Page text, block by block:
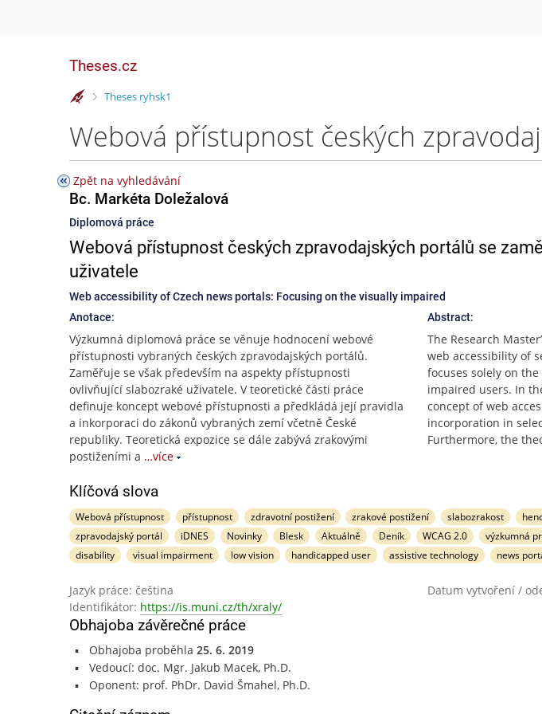
Theses.cz
>
Theses ryhsk1
Zpět na vyhledávání
Bc. Markéta Doležalová
Diplomová práce
Webová přístupnost českých zpravodajských portálů se
uživatele
Web accessibility of Czech news portals: Focusing on the visually impaired
Anotace:
Výzkumná diplomová práce se věnuje hodnocení webové
přístupnosti vybraných českých zpravodajských portálů.
Zaměřuje se však především na aspekty přístupnosti
ovlivňující slabozraké uživatele. V teoretické části práce
definuje koncept webové přístupnosti a předkládá její pravidla
a inkorporaci do zákonů vybraných zemí včetně České
republiky. Teoretická expozice se dále zabývá zrakovými
postiženími a …více
Abstract:
The Research
web accessibility of
focuses solely on
impaired users. In
concept of web
incorporation in
Furthermore, the
Klíčová slova
Webová přístupnost přístupnost zdravotní postižení zrakové postižení slabozrakost
zpravodajský portál
iDNES Novinky Blesk Aktuálně Deník WCAG 2.0 výzkumná
disability
visual impairment low vision handicapped user assistive technology news
Jazyk práce: čeština
Datum vytvoření /
Identifikátor: https://is.muni.cz/th/xraly/
Obhajoba závěrečné práce
Obhajoba proběhla 25. 6. 2019
Vedoucí: doc. Mgr. Jakub Macek, Ph.D.
Oponent: prof. PhDr. David Šmahel, Ph.D.